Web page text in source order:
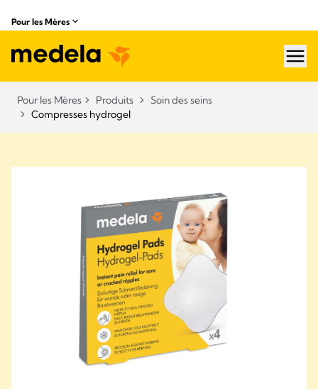
Pour les Mères
Pour les Mères Produits
Soin des seins
Compresses hydrogel